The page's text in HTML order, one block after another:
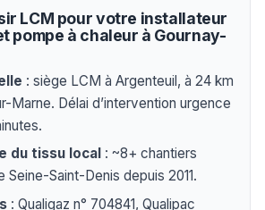
LCM pour votre installateur
pompe à chaleur à Gournay-
: siège LCM à Argenteuil, à 24 km
Marne. Délai d’intervention urgence
du tissu local : ~8+ chantiers
Seine-Saint-Denis depuis 2011.
: Qualigaz n° 704841, Qualipac